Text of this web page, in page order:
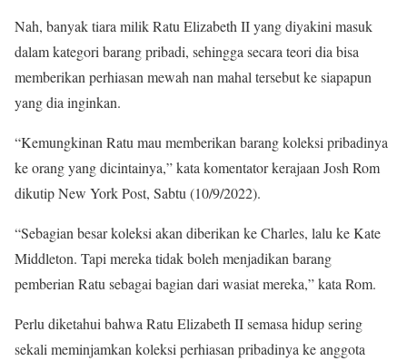
Nah, banyak tiara milik Ratu Elizabeth II yang diyakini masuk
dalam kategori barang pribadi, sehingga secara teori dia bisa
memberikan perhiasan mewah nan mahal tersebut ke siapapun
yang dia inginkan.
“Kemungkinan Ratu mau memberikan barang koleksi pribadinya
ke orang yang dicintainya,” kata komentator kerajaan Josh Rom
dikutip New York Post, Sabtu (10/9/2022).
“Sebagian besar koleksi akan diberikan ke Charles, lalu ke Kate
Middleton. Tapi mereka tidak boleh menjadikan barang
pemberian Ratu sebagai bagian dari wasiat mereka,” kata Rom.
Perlu diketahui bahwa Ratu Elizabeth II semasa hidup sering
sekali meminjamkan koleksi perhiasan pribadinya ke anggota